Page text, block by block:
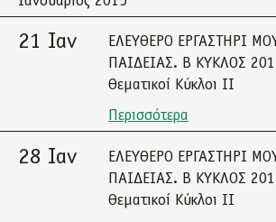
21 Ιαν
ΕΛΕΥΘΕΡΟ ΕΡΓΑΣΤΗΡΙ
ΠΑΙΔΕΙΑΣ. Β ΚΥΚΛΟΣ
Θεματικοί Κύκλοι ΙΙ
Περισσότερα
28 Ιαν
ΕΛΕΥΘΕΡΟ ΕΡΓΑΣΤΗΡΙ
ΠΑΙΔΕΙΑΣ. Β ΚΥΚΛΟΣ
Θεματικοί Κύκλοι ΙΙ